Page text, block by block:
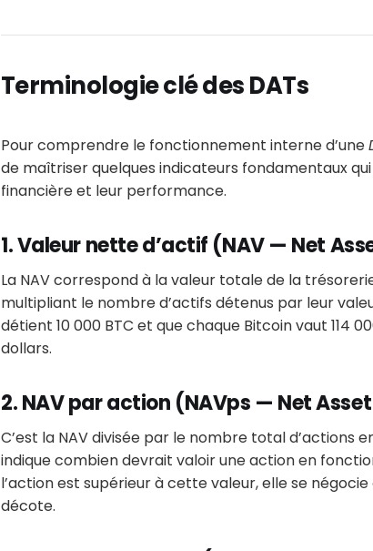
Terminologie clé des DATs
Pour comprendre le fonctionnement interne d’une
de maîtriser quelques indicateurs fondamentaux
financière et leur performance.
1. Valeur nette d’actif (NAV — Net
La NAV correspond à la valeur totale de la
multipliant le nombre d’actifs détenus par leur
détient 10 000 BTC et que chaque Bitcoin vaut 114
dollars.
2. NAV par action (NAVps — Net
C’est la NAV divisée par le nombre total d’actions
indique combien devrait valoir une action en
l’action est supérieur à cette valeur, elle se
décote.